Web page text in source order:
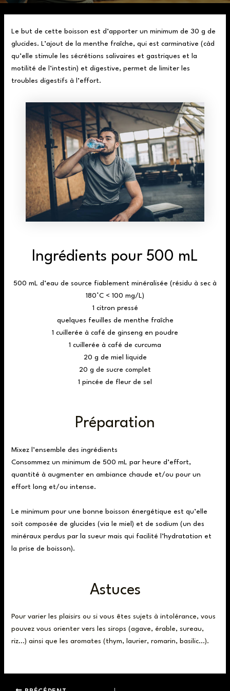
Le but de cette boisson est d’apporter un minimum de 30 g de
glucides. L’ajout de la menthe fraîche, qui est carminative (càd
qu’elle stimule les sécrétions salivaires et gastriques et la
motilité de l’intestin) et digestive, permet de limiter les
troubles digestifs à l’effort.
Ingrédients pour 500 mL
500 mL d’eau de source fiablement minéralisée (résidu à sec à
180°C < 100 mg/L)
1 citron pressé
quelques feuilles de menthe fraîche
1 cuillerée à café de ginseng en poudre
1 cuillerée à café de curcuma
20 g de miel liquide
20 g de sucre complet
1 pincée de fleur de sel
Préparation
Mixez l’ensemble des ingrédients
Consommez un minimum de 500 mL par heure d’effort,
quantité à augmenter en ambiance chaude et/ou pour un
effort long et/ou intense.
Le minimum pour une bonne boisson énergétique est qu’elle
soit composée de glucides (via le miel) et de sodium (un des
minéraux perdus par la sueur mais qui facilité l’hydratation et
la prise de boisson).
Astuces
Pour varier les plaisirs ou si vous êtes sujets à intolérance, vous
pouvez vous orienter vers les sirops (agave, érable, sureau,
riz…) ainsi que les aromates (thym, laurier, romarin, basilic…).